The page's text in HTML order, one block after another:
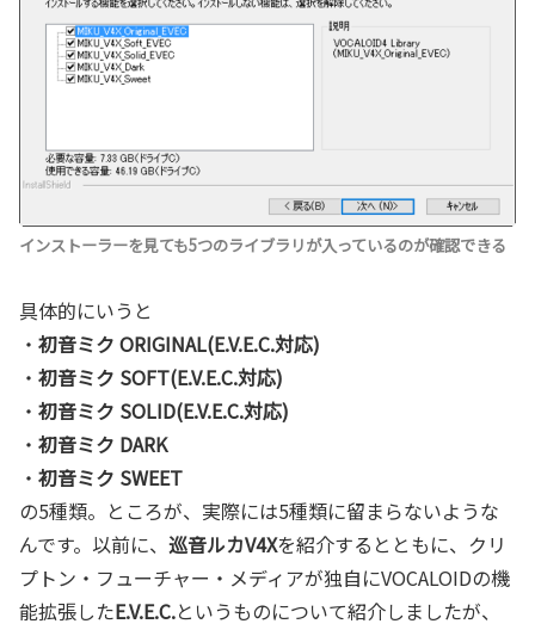
インストーラーを見ても5つのライブラリが入っているのが確認できる
具体的にいうと
・ 初音ミク ORIGINAL(E.V.E.C.対応)
・ 初音ミク SOFT(E.V.E.C.対応)
・ 初音ミク SOLID(E.V.E.C.対応)
・ 初音ミク DARK
・ 初音ミク SWEET
の5種類。ところが、実際には5種類に留まらないような
んです。以前に、 巡音ルカV4Xを紹介するとともに、クリ
プトン・フューチャー・メディアが独自にVOCALOIDの機
能拡張したE.V.E.C.というものについて紹介しましたが、